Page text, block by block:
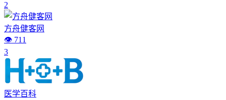
2
方舟健客网
👁️ 711
3
医学百科